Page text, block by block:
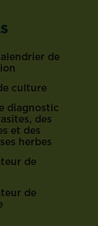
de
culture
diagnostic
des
et des
herbes
de
de